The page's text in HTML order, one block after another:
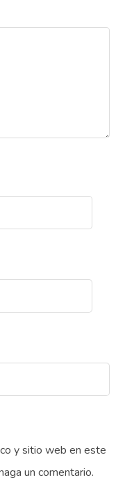
y sitio web en este
un comentario.